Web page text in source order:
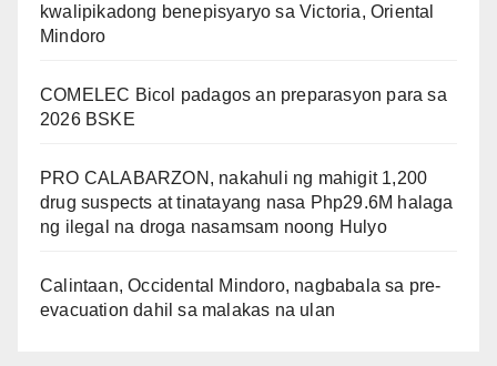
kwalipikadong benepisyaryo sa Victoria, Oriental
Mindoro
COMELEC Bicol padagos an preparasyon para sa
2026 BSKE
PRO CALABARZON, nakahuli ng mahigit 1,200
drug suspects at tinatayang nasa Php29.6M halaga
ng ilegal na droga nasamsam noong Hulyo
Calintaan, Occidental Mindoro, nagbabala sa pre-
evacuation dahil sa malakas na ulan